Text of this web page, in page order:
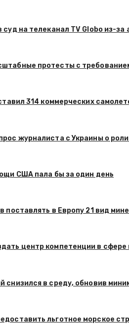
на телеканал TV Globo из-за
протесты с
314 коммерческих
журналиста с Украины о
США пала бы за один день
поставлять в Европу 21 вид
центр компетенции в сфере
снизился в среду, обновив
льготное морское